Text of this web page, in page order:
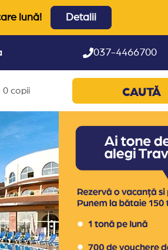
lună! Detalii
037-4466700
0 copii CAUTĂ